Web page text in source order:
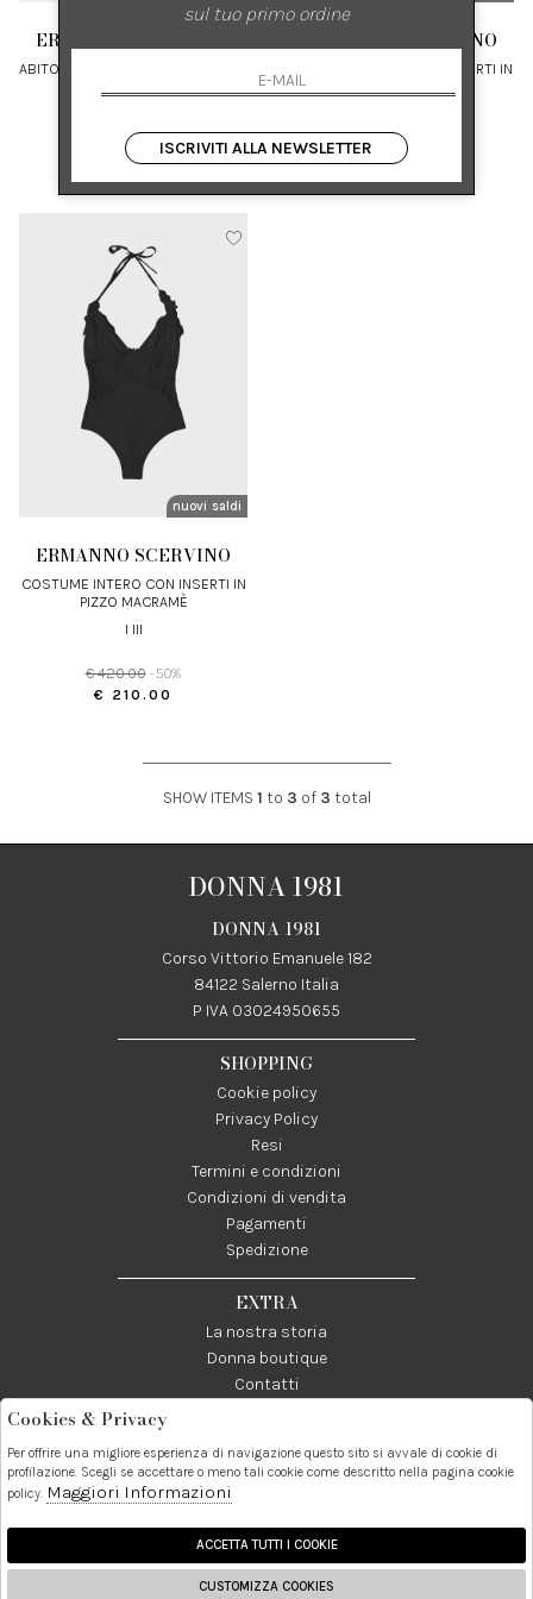
ERMANNO SCERVINO
ABITO LUNGO IN LINO CON INSERTI
€ 850.00
-50%
€ 425.00
ERMANNO SCERVINO
€ 420.00
€ 210.00
nuovi arrivi
saldi
ERMANNO SCERVINO
COSTUME INTERO CON INSERTI IN
PIZZO MACRAMÈ
I III
€ 420.00 -50%
€ 210.00
SHOW ITEMS 1 to 3 of 3 total
DONNA 1981
DONNA 1981
Corso Vittorio Emanuele 182
84122 Salerno Italia
P IVA 03024950655
SHOPPING
Cookie policy
Privacy Policy
Resi
Termini e condizioni
Condizioni di vendita
Pagamenti
Spedizione
EXTRA
La nostra storia
Donna boutique
Contatti
Telefono:
089237858
Whatsapp:
3338855601
Contatti:
info@donna1981.it
sul tuo primo ordine
ISCRIVITI ALLA NEWSLETTER
Cookies & Privacy
Per offrire una migliore esperienza di navigazione questo sito si avvale di cookie di
profilazione. Scegli se accettare o meno tali cookie come descritto nella pagina cookie
policy. Maggiori Informazioni
ACCETTA TUTTI I COOKIE
CUSTOMIZZA COOKIES